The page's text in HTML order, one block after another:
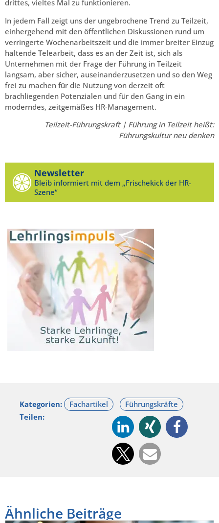
drittes, vieltes Mal zu funktionieren.
In jedem Fall zeigt uns der ungebrochene Trend zu Teilzeit,
einhergehend mit den öffentlichen Diskussionen rund um
verringerte Wochenarbeitszeit und die immer breiter Einzug
haltende Telearbeit, dass es an der Zeit ist, sich als
Unternehmen mit der Frage der Führung in Teilzeit
langsam, aber sicher, auseinanderzusetzen und so den Weg
frei zu machen für die Nutzung von derzeit oft
brachliegenden Potenzialen und für den Gang in ein
moderndes, zeitgemäßes HR-Management.
Teilzeit-Führungskraft | Führung in Teilzeit heißt:
Führungskultur neu denken
Newsletter
Bleib informiert mit dem „Frischekick der HR-
Szene“
Kategorien:
Teilen:
Ähnliche Beiträge